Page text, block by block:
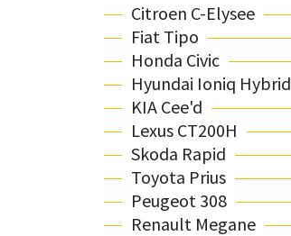
Citroen C-Elysee
Fiat Tipo
Honda Civic
Hyundai Ioniq Hybrid
KIA Cee'd
Lexus CT200H
Skoda Rapid
Toyota Prius
Peugeot 308
Renault Megane